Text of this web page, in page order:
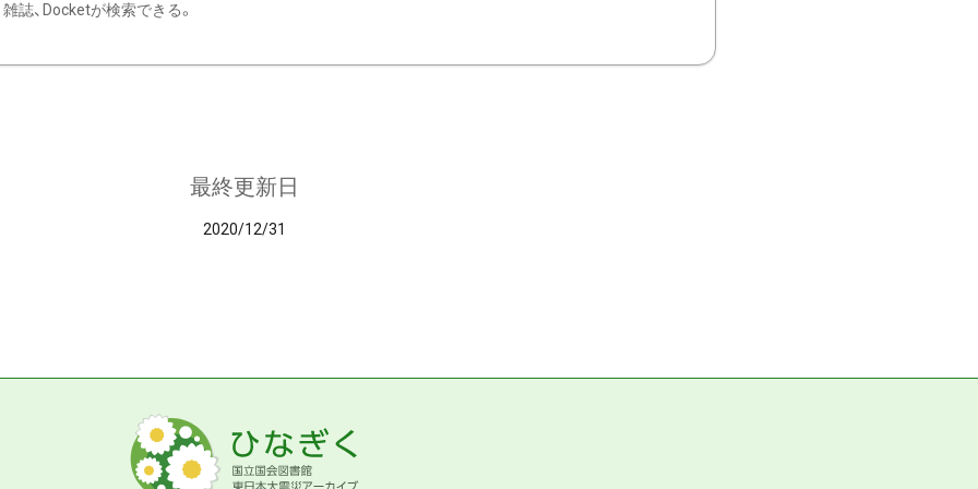
雑誌、Docketが検索できる。
最終更新日
2020/12/31